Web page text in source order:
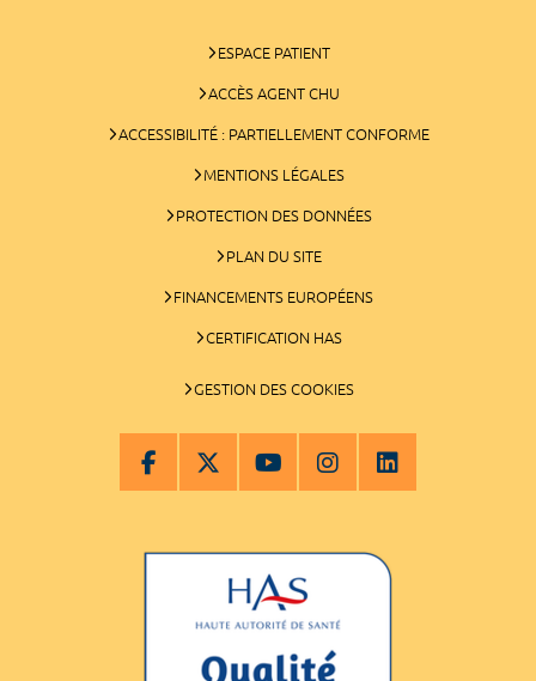
ESPACE PATIENT
ACCÈS AGENT CHU
ACCESSIBILITÉ : PARTIELLEMENT CONFORME
MENTIONS LÉGALES
PROTECTION DES DONNÉES
PLAN DU SITE
FINANCEMENTS EUROPÉENS
CERTIFICATION HAS
GESTION DES COOKIES